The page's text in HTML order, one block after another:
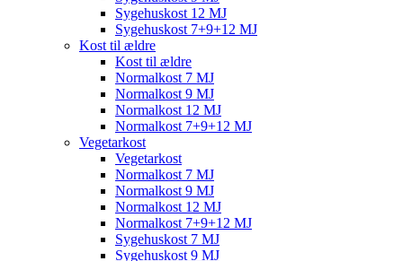
Sygehuskost 12 MJ
Sygehuskost 7+9+12 MJ
Kost til ældre
Kost til ældre
Normalkost 7 MJ
Normalkost 9 MJ
Normalkost 12 MJ
Normalkost 7+9+12 MJ
Vegetarkost
Vegetarkost
Normalkost 7 MJ
Normalkost 9 MJ
Normalkost 12 MJ
Normalkost 7+9+12 MJ
Sygehuskost 7 MJ
Sygehuskost 9 MJ